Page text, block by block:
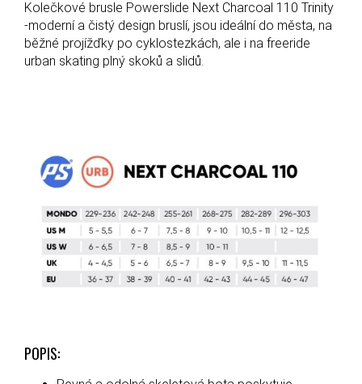
Kolečkové brusle Powerslide Next Charcoal 110 Trinity
-moderní a čistý design bruslí, jsou ideální do města, na
běžné projížďky po cyklostezkách, ale i na freeride
urban skating plný skoků a slidů.
POPIS: